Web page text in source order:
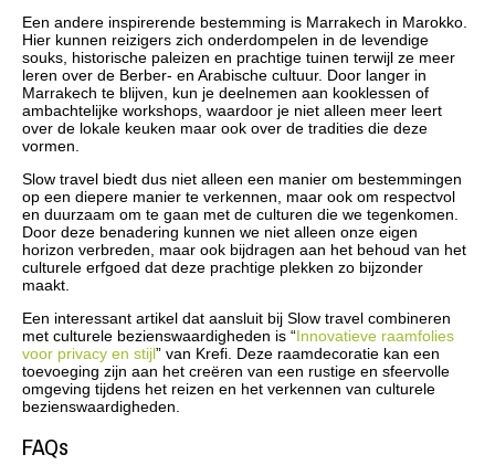
Een andere inspirerende bestemming is Marrakech in Marokko.
Hier kunnen reizigers zich onderdompelen in de levendige
souks, historische paleizen en prachtige tuinen terwijl ze meer
leren over de Berber- en Arabische cultuur. Door langer in
Marrakech te blijven, kun je deelnemen aan kooklessen of
ambachtelijke workshops, waardoor je niet alleen meer leert
over de lokale keuken maar ook over de tradities die deze
vormen.
Slow travel biedt dus niet alleen een manier om bestemmingen
op een diepere manier te verkennen, maar ook om respectvol
en duurzaam om te gaan met de culturen die we tegenkomen.
Door deze benadering kunnen we niet alleen onze eigen
horizon verbreden, maar ook bijdragen aan het behoud van het
culturele erfgoed dat deze prachtige plekken zo bijzonder
maakt.
Een interessant artikel dat aansluit bij Slow travel combineren
met culturele bezienswaardigheden is “Innovatieve raamfolies
voor privacy en stijl” van Krefi. Deze raamdecoratie kan een
toevoeging zijn aan het creëren van een rustige en sfeervolle
omgeving tijdens het reizen en het verkennen van culturele
bezienswaardigheden.
FAQs